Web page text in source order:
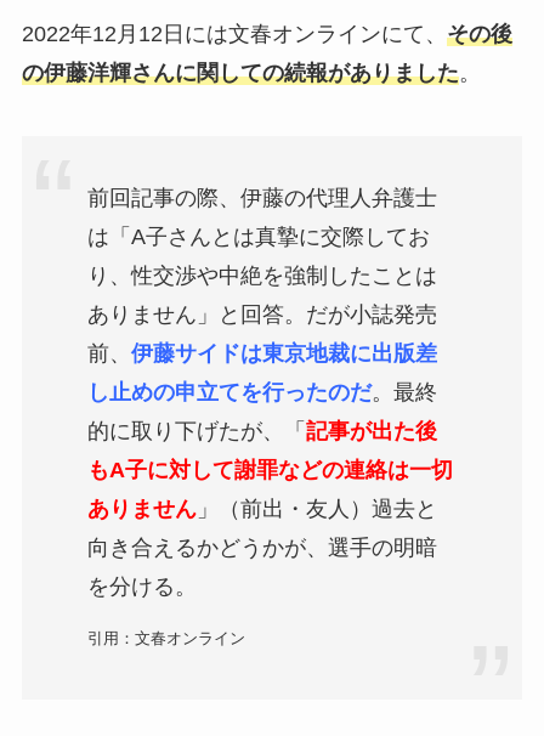
2022年12月12日には文春オンラインにて、 その後
の伊藤洋輝さんに関しての続報がありました。
前回記事の際、伊藤の代理人弁護士
は「A子さんとは真摯に交際してお
り、性交渉や中絶を強制したことは
ありません」と回答。だが小誌発売
前、 伊藤サイドは東京地裁に出版差
し止めの申立てを行ったのだ。最終
的に取り下げたが、「 記事が出た後
もA子に対して謝罪などの連絡は一切
ありません」（前出・友人）過去と
向き合えるかどうかが、選手の明暗
を分ける。
引用：文春オンライン